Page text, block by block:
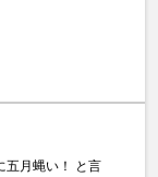
五月蝿い！ と言